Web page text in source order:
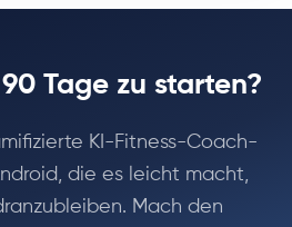
Tage zu starten?
KI-Fitness-Coach-
die es leicht macht,
Mach den